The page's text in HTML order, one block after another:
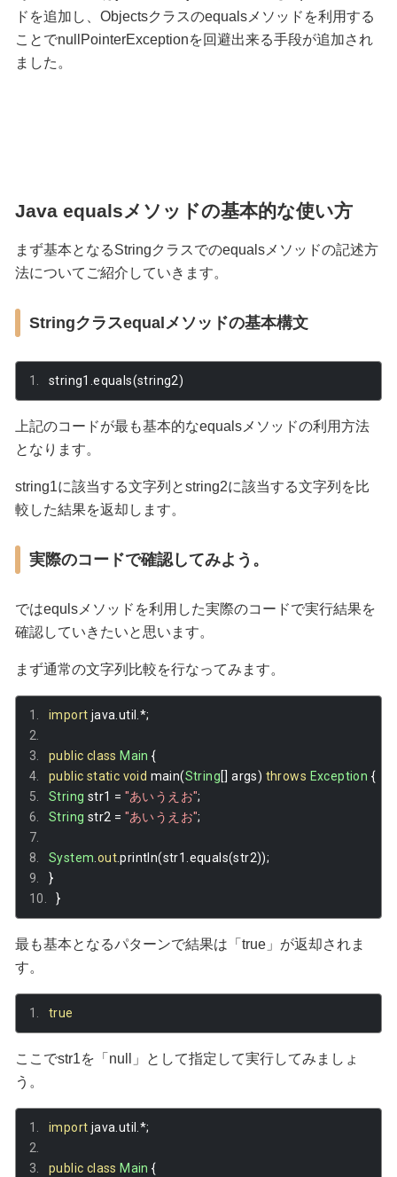
ドを追加し、Objectsクラスのequalsメソッドを利用する
ことでnullPointerExceptionを回避出来る手段が追加され
ました。
Java equalsメソッドの基本的な使い方
まず基本となるStringクラスでのequalsメソッドの記述方
法についてご紹介していきます。
Stringクラスequalメソッドの基本構文
string1 .equals(string2)
上記のコードが最も基本的なequalsメソッドの利用方法
となります。
string1に該当する文字列とstring2に該当する文字列を比
較した結果を返却します。
実際のコードで確認してみよう。
ではequlsメソッドを利用した実際のコードで実行結果を
確認していきたいと思います。
まず通常の文字列比較を行なってみます。
import java util .*;
public class Main {
public static void main(String[] args) throws Exception {
String str1 = "あいうえお";
String str2 = "あいうえお";
System out.println(str1 equals(str2));
}
}
最も基本となるパターンで結果は「true」が返却されま
す。
true
ここでstr1を「null」として指定して実行してみましょ
う。
import java util .*;
public class Main {